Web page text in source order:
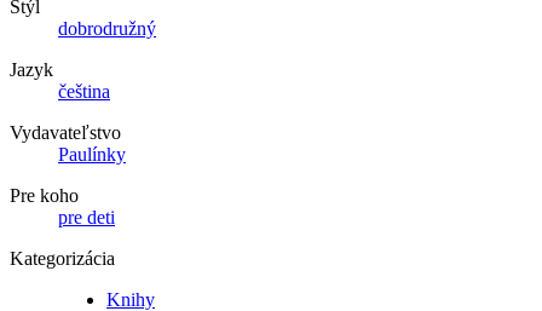
Štýl
dobrodružný
Jazyk
čeština
Vydavateľstvo
Paulínky
Pre koho
pre deti
Kategorizácia
Knihy